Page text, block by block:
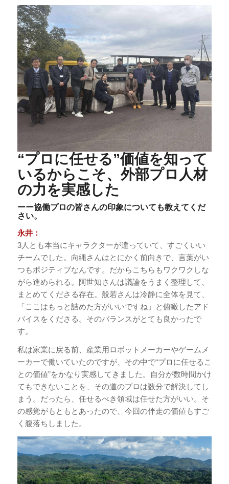
“プロに任せる”価値を知って
いるからこそ、外部プロ人材
の力を実感した
ーー協働プロの皆さんの印象についても教えてくだ
さい。
永井：
3人とも本当にキャラクターが違っていて、すごくいい
チームでした。向縄さんはとにかく前向きで、言葉がい
つもポジティブなんです。だからこちらもワクワクしな
がら進められる。阿世知さんは議論をうまく整理して、
まとめてくださる存在。般若さんは冷静に全体を見て、
「ここはもっと詰めた方がいいですね」と俯瞰したアド
バイスをくださる。そのバランスがとても良かったで
す。
私は家業に戻る前、産業用ロボットメーカーやゲームメ
ーカーで働いていたのですが、その中で“プロに任せるこ
との価値”をかなり実感してきました。自分が数時間かけ
てもできないことを、その道のプロは数分で解決してし
まう。だったら、任せるべき領域は任せた方がいい。そ
の感覚がもともとあったので、今回の伴走の価値もすご
く腹落ちしました。